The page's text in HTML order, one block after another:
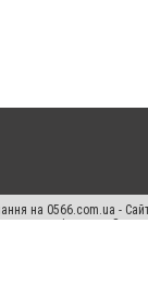
на 0566.com.ua -
переслідується